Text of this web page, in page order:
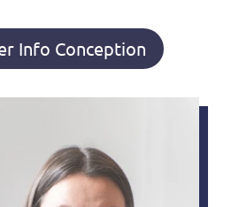
Info Conception